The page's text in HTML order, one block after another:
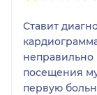
Ставит
неправильно
посещения
первую